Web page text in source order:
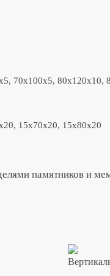
70x100x5, 80x120x10,
15x70x20, 15x80x20
памятников и